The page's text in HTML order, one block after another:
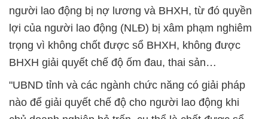
người lao động bị nợ lương và BHXH, từ đó quyền
lợi của người lao động (NLĐ) bị xâm phạm nghiêm
trọng vì không chốt được sổ BHXH, không được
BHXH giải quyết chế độ ốm đau, thai sản…
"UBND tỉnh và các ngành chức năng có giải pháp
nào để giải quyết chế độ cho người lao động khi